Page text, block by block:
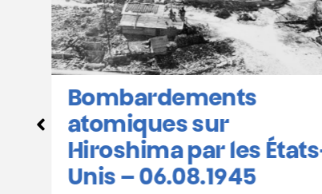
Hiroshima et Nagasaki :
calendrier des
commémorations en
Belgique